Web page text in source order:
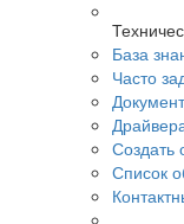
База
Часто
Создать
Список